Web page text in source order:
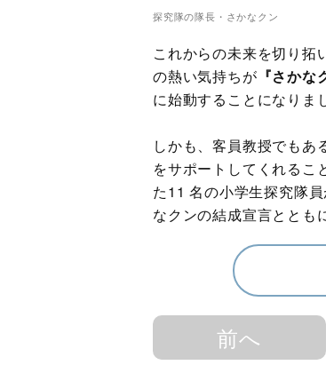
探究隊の隊長・さかなクン
これからの未来を切り拓
の熱い気持ちが 『さかな
に始動することになりま
しかも、客員教授でもあ
をサポートしてくれるこ
た11 名の小学生探究隊
なクンの結成宣言ととも
前へ